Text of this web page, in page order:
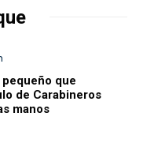
que
de Carabineros
manos